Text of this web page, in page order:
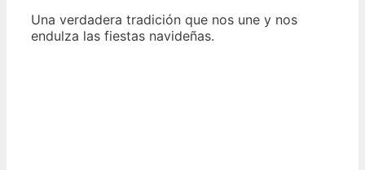
Una verdadera tradición que nos une y nos
endulza las fiestas navideñas.